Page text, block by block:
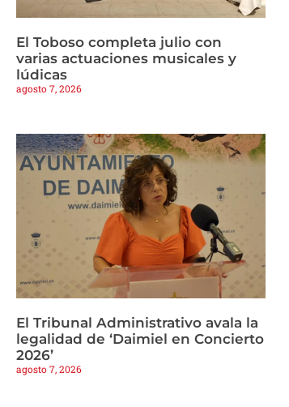
El Toboso completa julio con
varias actuaciones musicales y
lúdicas
agosto 7, 2026
El Tribunal Administrativo avala la
legalidad de ‘Daimiel en Concierto
2026’
agosto 7, 2026